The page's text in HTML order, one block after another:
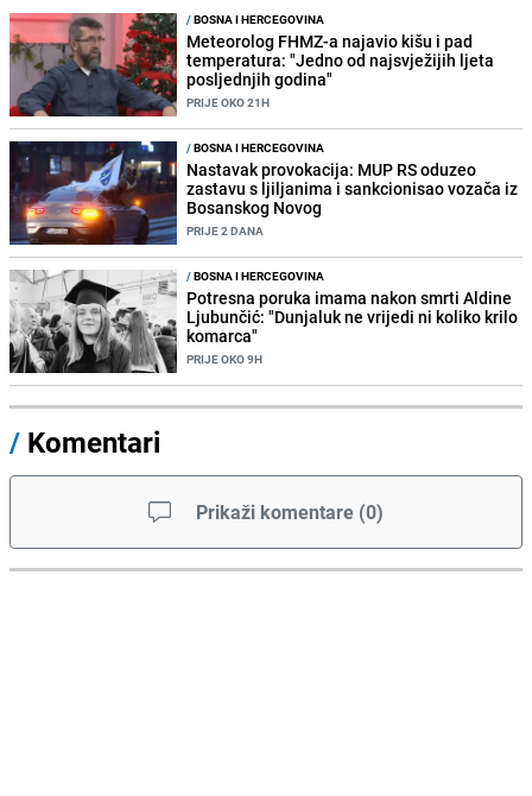
/BOSNA I HERCEGOVINA
Meteorolog FHMZ-a najavio kišu i pad
temperatura: "Jedno od najsvježijih ljeta
posljednjih godina"
PRIJE OKO 21H
/BOSNA I HERCEGOVINA
Nastavak provokacija: MUP RS oduzeo
zastavu s ljiljanima i sankcionisao vozača iz
Bosanskog Novog
PRIJE 2 DANA
/BOSNA I HERCEGOVINA
Potresna poruka imama nakon smrti Aldine
Ljubunčić: "Dunjaluk ne vrijedi ni koliko krilo
komarca"
PRIJE OKO 9H
/ Komentari
Prikaži komentare (0)